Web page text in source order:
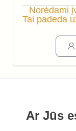
Norėdami
Tai padeda
Ar Jūs